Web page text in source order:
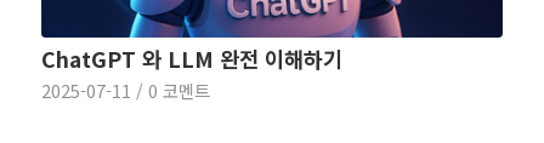
ChatGPT 와 LLM 완전 이해하기
2025-07-11 / 0 코멘트